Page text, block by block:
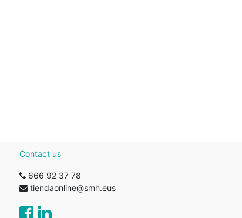
Contact us
666 92 37 78
tiendaonline@smh.eus